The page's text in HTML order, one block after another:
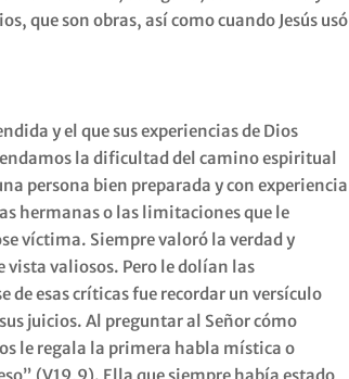
que son obras, así como cuando Jesús usó
y el que sus experiencias de Dios
la dificultad del camino espiritual
persona bien preparada y con experiencia
hermanas o las limitaciones que le
víctima. Siempre valoró la verdad y
vista valiosos. Pero le dolían las
esas críticas fue recordar un versículo
juicios. Al preguntar al Señor cómo
le regala la primera habla mística o